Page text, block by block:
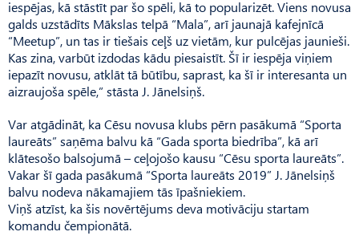
iespējas, kā stāstīt par šo spēli, kā to popularizēt. Viens novusa
galds uzstādīts Mākslas telpā “Mala”, arī jaunajā kafejnīcā
“Meetup”, un tas ir tiešais ceļš uz vietām, kur pulcējas jaunieši.
Kas zina, varbūt izdodas kādu piesaistīt. Šī ir iespēja viņiem
iepazīt novusu, atklāt tā būtību, saprast, ka šī ir interesanta un
aizraujoša spēle,” stāsta J. Jānelsiņš.
Var atgādināt, ka Cēsu novusa klubs pērn pasākumā “Sporta
laureāts” saņēma balvu kā “Gada sporta biedrība”, kā arī
klātesošo balsojumā – ceļojošo kausu “Cēsu sporta laureāts”.
Vakar šī gada pasākumā “Sporta laureāts 2019” J. Jānelsiņš
balvu nodeva nākamajiem tās īpašniekiem.
Viņš atzīst, ka šis novērtējums deva motivāciju startam
komandu čempionātā.